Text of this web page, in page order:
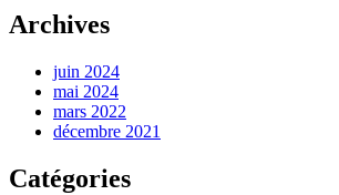
Archives
juin 2024
mai 2024
mars 2022
décembre 2021
Catégories